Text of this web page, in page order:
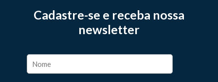
Cadastre-se e receba nossa
newsletter